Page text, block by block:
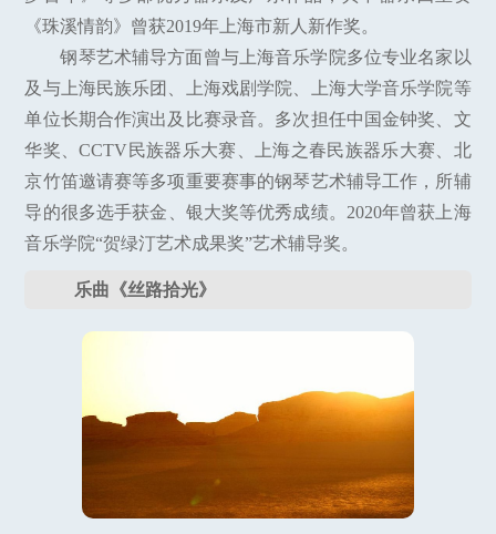
《珠溪情韵》曾获2019年上海市新人新作奖。
钢琴艺术辅导方面曾与上海音乐学院多位专业名家以
及与上海民族乐团、上海戏剧学院、上海大学音乐学院等
单位长期合作演出及比赛录音。多次担任中国金钟奖、文
华奖、CCTV民族器乐大赛、上海之春民族器乐大赛、北
京竹笛邀请赛等多项重要赛事的钢琴艺术辅导工作，所辅
导的很多选手获金、银大奖等优秀成绩。2020年曾获上海
音乐学院“贺绿汀艺术成果奖”艺术辅导奖。
乐曲《丝路拾光》